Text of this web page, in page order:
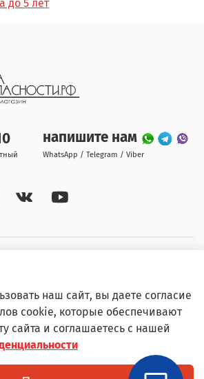
до 5 лет
напишите нам
WhatsApp / Telegram / Viber
наш сайт, вы даете согласие
cookie, которые обеспечивают
сайта и соглашаетесь с нашей